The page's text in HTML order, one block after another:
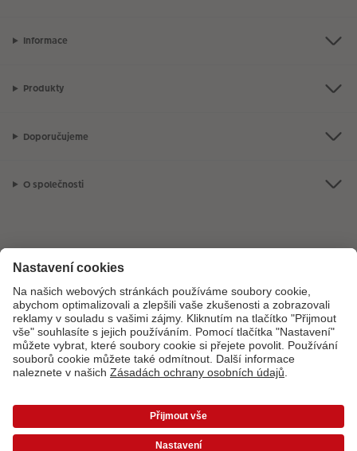
Informace
Produkty
Doporučujeme
O společnosti
Máte-li jakékoli dotazy týkající se fotoproduktů nebo objednávek,
neváhejte nás kontaktovat:+ 420 272 071 395[Po - Pá: 8:30 - 17:00 h]
dopravné a balné dle platného ceníku. Ceny jsou včetně DPH.
|VOP|Ochrana osobních údajů